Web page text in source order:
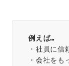
例えば…
・社員に信
・会社をも